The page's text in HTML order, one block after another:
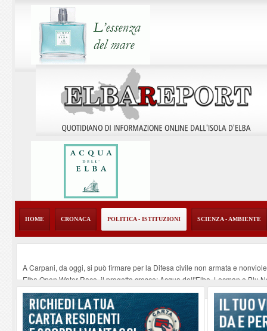
HOME CRONACA POLITICA - ISTITUZIONI SCIENZA - AMBIENTE
A Carpani, da oggi, si può firmare per la Difesa civile non armata e
Elba Open Water Race, il progetto cresce: Acqua dell'Elba, Locman e Blu
Serata musicale all'Oratorio di Santo Stefano alle Trane
07-08-2026
Stasera a Procchio il Quiz Musicale- 07-08-2026
Francesco Guccini a Genova. La vodka e la focaccia - 07-08-2026